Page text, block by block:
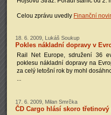
Celou zprávu uvedly Finanční
18. 6. 2009, Lukáš Soukup
Pokles nákladní dopravy v
Rail Net Europe, sdružení 36
poklesu nákladní dopravy na
za celý letošní rok by mohl
...
17. 6. 2009, Milan Smrčka
ČD Cargo hlásí skoro třetinový